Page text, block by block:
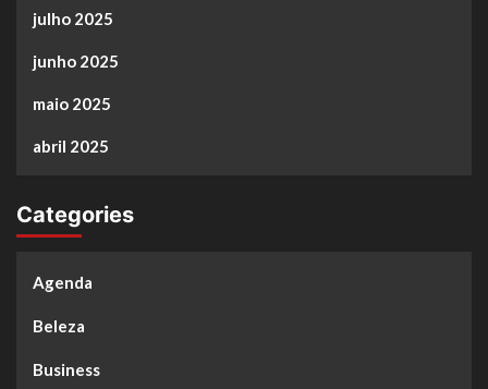
julho 2025
junho 2025
maio 2025
abril 2025
Categories
Agenda
Beleza
Business